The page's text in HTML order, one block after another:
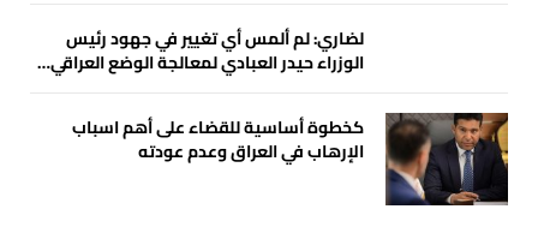
لضاري: لم ألمس أي تغيير في جهود رئيس
الوزراء حيدر العبادي لمعالجة الوضع العراقي…
كخطوة أساسية للقضاء على أهم اسباب
الإرهاب في العراق وعدم عودته